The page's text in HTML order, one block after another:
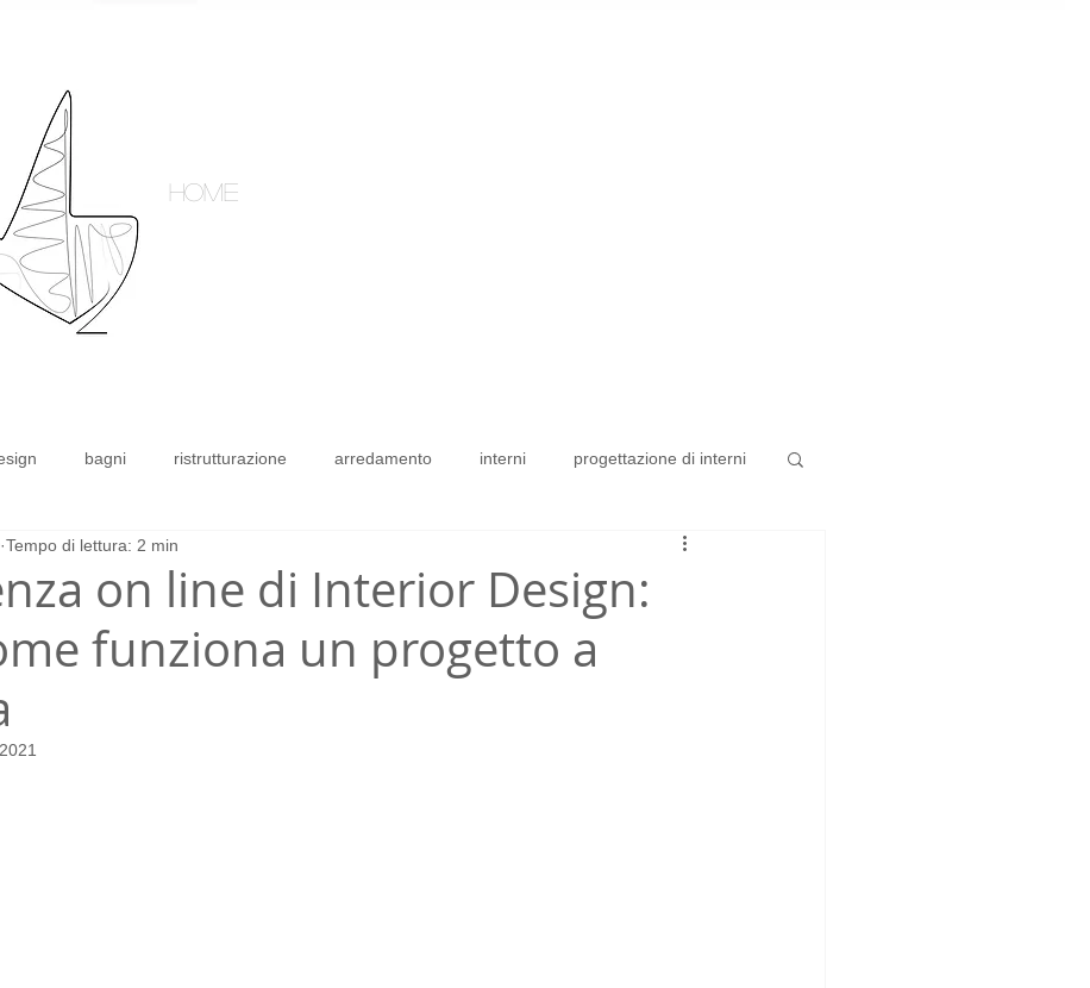
home
bagni ristrutturazione arredamento interni progettazione di interni
casa arredo su misura
on line di Interior Design:
funziona un progetto a
Tempo di lettura: 2 min